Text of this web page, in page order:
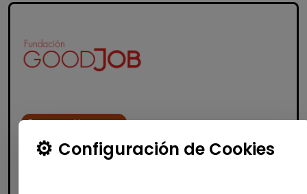
Recursos Humanos
Técnico/a de selección - rrhh
Configuración de Cookies